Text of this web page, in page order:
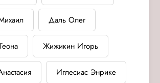
Даль Олег
Жижикин Игорь
Иглесиас Энрике